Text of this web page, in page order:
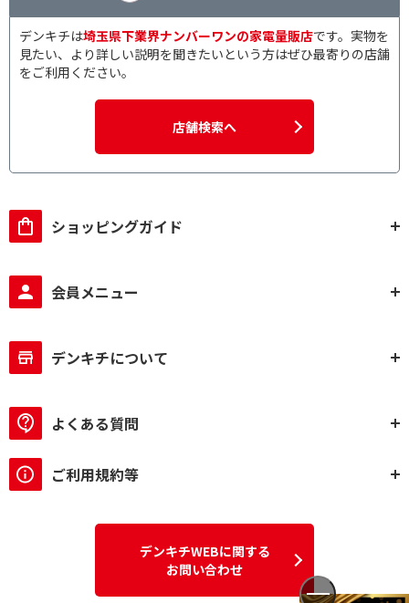
デンキチは埼玉県下業界ナンバーワンの家電量販店です。実物を
見たい、より詳しい説明を聞きたいという方はぜひ最寄りの店舗
をご利用ください。
店舗検索へ
ショッピングガイド
会員メニュー
デンキチについて
よくある質問
ご利用規約等
デンキチWEBに関する
お問い合わせ